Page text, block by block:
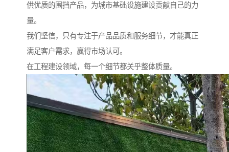
供优质的围挡产品，为城市基础设施建设贡献自己的力
量。
我们坚信，只有专注于产品品质和服务细节，才能真正
满足客户需求，赢得市场认可。
在工程建设领域，每一个细节都关乎整体质量。